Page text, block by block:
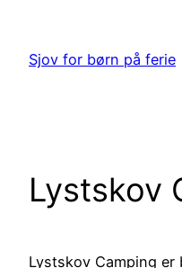
indhold
Sjov for børn på ferie
Lystskov
Lystskov Camping er